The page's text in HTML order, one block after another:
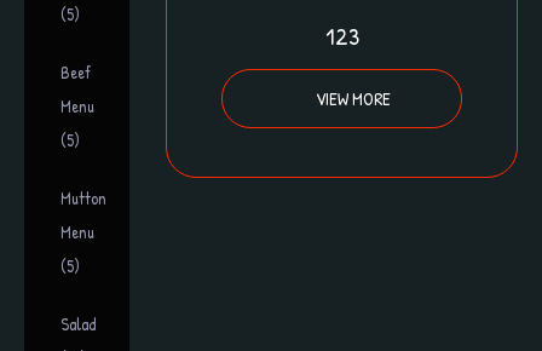
(5)
Beef
Menu
(5)
Mutton
Menu
(5)
Salad
123
VIEW MORE